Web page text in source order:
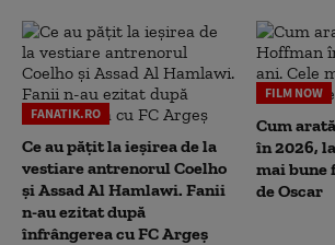
FANATIK.RO
Ce au pățit la ieșirea de la
vestiare antrenorul Coelho
și Assad Al Hamlawi. Fanii
n-au ezitat după
înfrângerea cu FC Argeș
FILM NOW
Cum
în 2026,
mai
de Oscar